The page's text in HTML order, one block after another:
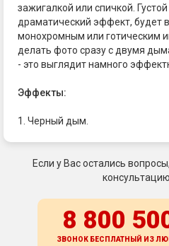
зажигалкой или спичкой.
драматический эффект, будет
монохромным или готическим
делать фото сразу с двумя
- это выглядит намного
Эффекты:
1. Черный дым.
Если у Вас остались
8 800
ЗВОНОК БЕСПЛАТНЫЙ ИЗ